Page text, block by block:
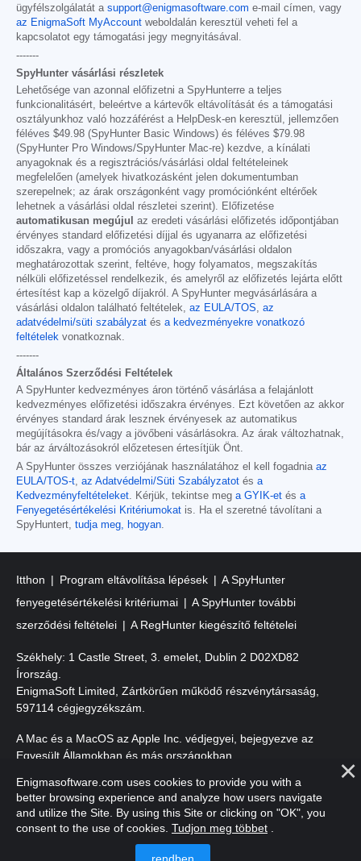
ügyfélszolgálatát a support@enigmasoftware.com e-mail címen, vagy
az EnigmaSoft MyAccount weboldalán keresztül veheti fel a
kapcsolatot egy támogatási jegy megnyitásával.
-------
SpyHunter vásárlási részletek
Lehetősége van azonnal előfizetni a SpyHunterre a teljes
funkcionalitásért, beleértve a kártevők eltávolítását és a támogatási
osztályunkhoz való hozzáférést a HelpDesk-en keresztül, jellemzően
féléves $49.98 (SpyHunter Basic Windows) és féléves $79.98
(SpyHunter Pro Windows/SpyHunter Mac-re) kezdve, a kínálati
anyagoknak és a regisztrációs/vásárlási oldal feltételeinek
megfelelően (amelyek hivatkozásként jelen dokumentumban
szerepelnek; az árak országonként vagy promóciónként eltérőek
lehetnek a vásárlási oldal részletei szerint). Előfizetése
automatikusan megújul
az eredeti vásárlási előfizetés időpontjában
érvényes standard előfizetési díjjal és ugyanarra az előfizetési
időszakra, vagy a promóciós anyagokban/vásárlási oldalon
meghatározottak szerint, feltéve, hogy folyamatos, megszakítás
nélküli előfizetéssel rendelkezik, és amelyről az előfizetés lejárta előtt
értesítést kap a közelgő díjakról. A SpyHunter megvásárlására a
vásárlási oldalon található feltételek, az EULA/TOS
az
adatvédelmi/süti szabályzat és a kedvezményekre vonatkozó
feltételek vonatkoznak.
-------
Általános Szerződési Feltételek
A SpyHunter kedvezményes áron történő vásárlása a felajánlott
kedvezményes előfizetési időszakra érvényes. Ezt követően az akkor
érvényes standard árak lesznek érvényesek az automatikus
megújításokra és/vagy a jövőbeni vásárlásokra. Az árak változhatnak,
bár az árváltozásokról előzetesen értesítjük Önt.
A SpyHunter összes verziójának használatához el kell fogadnia az
EULA/TOS-t az Adatvédelmi/Süti Szabályzatot és a
Kedvezményfeltételeket . Kérjük, tekintse meg a GYIK-et és a
Fenyegetésértékelési Kritériumokat is. Ha el szeretné távolítani a
SpyHuntert, tudja meg, hogyan
Itthon Program eltávolítása lépések
A SpyHunter
fenyegetésértékelési kritériumai
A SpyHunter további
szerződési feltételei
A RegHunter kiegészítő feltételei
Székhely: 1 Castle Street, 3. emelet, Dublin 2 D02XD82
Írország.
EnigmaSoft Limited, Zártkörűen működő részvénytársaság,
597114 cégjegyzékszám.
A Mac és a MacOS az Apple Inc. védjegyei, bejegyezve az
Egyesült Államokban és más országokban.
Szerzői jog 2016-2026. EnigmaSoft Ltd. Minden jog fenntartva.
Enigmasoftware.com uses cookies to provide you with a
better browsing experience and analyze how users navigate
and utilize the Site. By using this Site or clicking on "OK", you
consent to the use of cookies. Tudjon meg többet